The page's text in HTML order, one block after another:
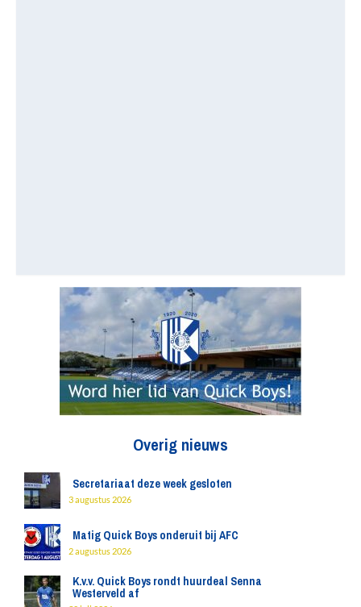
Overig nieuws
Secretariaat deze week gesloten
3 augustus 2026
Matig Quick Boys onderuit bij AFC
2 augustus 2026
K.v.v. Quick Boys rondt huurdeal Senna
Westerveld af